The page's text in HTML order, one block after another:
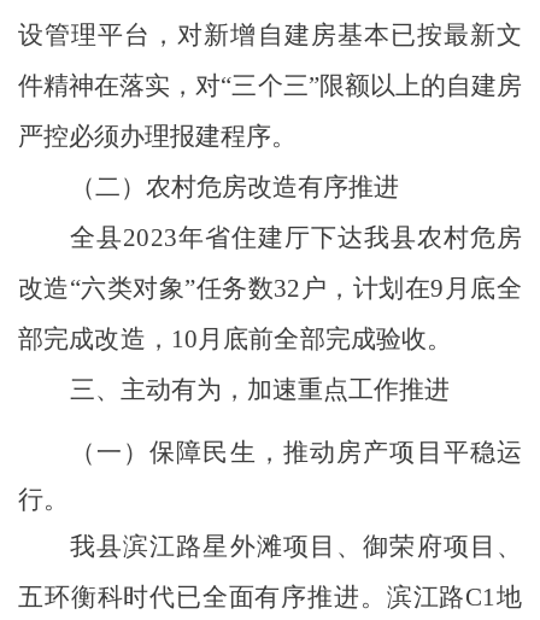
设管理平台，对新增自建房基本已按最新文
件精神在落实，对“三个三”限额以上的自建房
严控必须办理报建程序。
（二）农村危房改造有序推进
全县2023年省住建厅下达我县农村危房
改造“六类对象”任务数32户，计划在9月底全
部完成改造，10月底前全部完成验收。
三、主动有为，加速重点工作推进
（一）保障民生，推动 房产项目 平稳运
行。
我县滨江路星外滩项目、御荣府项目、
五环衡科时代已全面有序推进。滨江路C1地